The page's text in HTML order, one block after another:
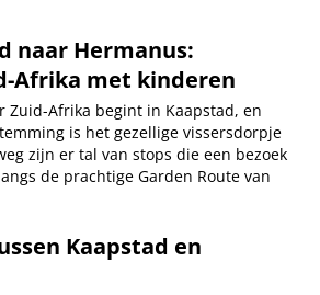
naar Hermanus:
Afrika met kinderen
Zuid-Afrika begint in Kaapstad, en
is het gezellige vissersdorpje
zijn er tal van stops die een bezoek
de prachtige Garden Route van
Kaapstad en